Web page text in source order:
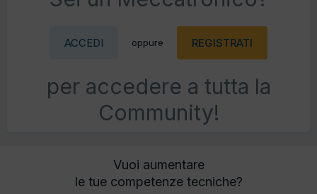
ACCEDI oppure REGISTRATI
per accedere a tutta la
Community!
Vuoi aumentare
le tue competenze tecniche?